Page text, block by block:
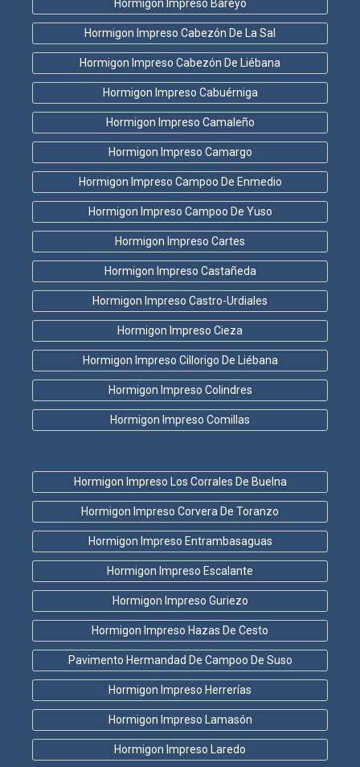
Hormigon Impreso Bareyo
Hormigon Impreso Cabezón De La Sal
Hormigon Impreso Cabezón De Liébana
Hormigon Impreso Cabuérniga
Hormigon Impreso Camaleño
Hormigon Impreso Camargo
Hormigon Impreso Campoo De Enmedio
Hormigon Impreso Campoo De Yuso
Hormigon Impreso Cartes
Hormigon Impreso Castañeda
Hormigon Impreso Castro-Urdiales
Hormigon Impreso Cieza
Hormigon Impreso Cillorigo De Liébana
Hormigon Impreso Colindres
Hormigon Impreso Comillas
Hormigon Impreso Los Corrales De Buelna
Hormigon Impreso Corvera De Toranzo
Hormigon Impreso Entrambasaguas
Hormigon Impreso Escalante
Hormigon Impreso Guriezo
Hormigon Impreso Hazas De Cesto
Pavimento Hermandad De Campoo De Suso
Hormigon Impreso Herrerías
Hormigon Impreso Lamasón
Hormigon Impreso Laredo